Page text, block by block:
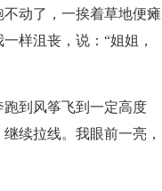
动了，一挨着草地便瘫
样沮丧，说：“姐姐，
到风筝飞到一定高度
续拉线。我眼前一亮，